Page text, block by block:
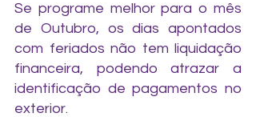
Se programe melhor para o mês
de Outubro, os dias apontados
com feriados não tem liquidação
financeira, podendo atrazar a
identificação de pagamentos no
exterior.